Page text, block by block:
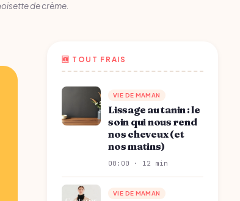
de crème.
🆕 TOUT FRAIS
VIE DE MAMAN
Lissage au tanin : le
soin qui nous rend
nos cheveux (et
nos matins)
00:00 · 12 min
VIE DE MAMAN